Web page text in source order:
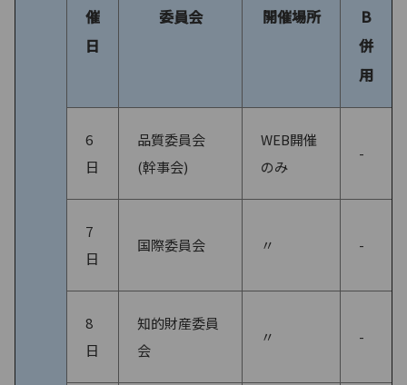
催
日
委員会 開催場所
B
併
用
6
日
品質委員会
(幹事会)
WEB開催
のみ
-
7
日
国際委員会 〃 -
8
日
知的財産委員
会
〃 -